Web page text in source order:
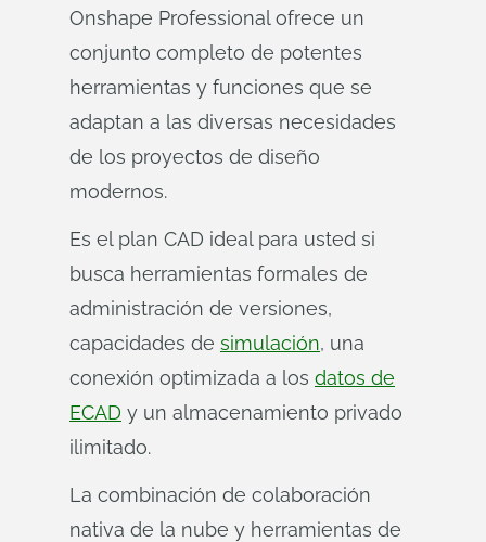
Onshape Professional ofrece un
conjunto completo de potentes
herramientas y funciones que se
adaptan a las diversas necesidades
de los proyectos de diseño
modernos.
Es el plan CAD ideal para usted si
busca herramientas formales de
administración de versiones,
capacidades de simulación, una
conexión optimizada a los datos de
ECAD y un almacenamiento privado
ilimitado.
La combinación de colaboración
nativa de la nube y herramientas de